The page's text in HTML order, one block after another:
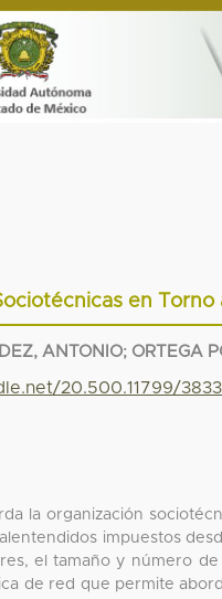
en
ANTONIO; ORTEGA
20.500.11799/
la organización
impuestos
el tamaño y número
de red que permite